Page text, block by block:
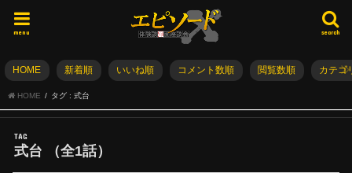
search
menu
HOME 新着順 いいね順 コメント数順 閲覧数順 カテゴ
HOME タグ : 式台
TAG
式台 （全1話）